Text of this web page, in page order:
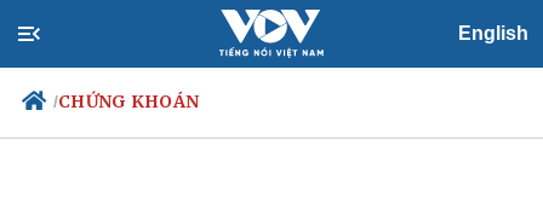
English
/CHỨNG KHOÁN